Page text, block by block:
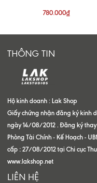
780.000₫
THÔNG TIN
Hộ kinh doanh : Lak Shop
Giấy chứng nhận đăng ký kinh
ngày 14/08/2012 . Đăng ký
Phòng Tài Chính - Kế Hoạch -
cấp : 27/08/2012 tại Chi cục
www.lakshop.net
LIÊN HỆ